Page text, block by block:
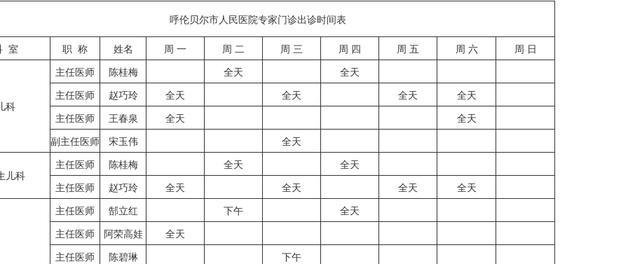
呼伦贝尔市人民医院专家门诊出诊时间表
室 职 称 姓名 周 一 周 二 周 三 周 四 周 五 周 六 周 日
科
主任医师 陈桂梅 全天
全天
主任医师
赵巧玲 全天 全天 全天
全天
主任医师
王春泉 全天
全天
副主任医师
宋玉伟 全天
儿科
主任医师 陈桂梅 全天
全天
主任医师
赵巧玲 全天 全天 全天 全天
主任医师 郜立红 下午
全天
主任医师
阿荣高娃
全天
主任医师
陈碧琳
下午